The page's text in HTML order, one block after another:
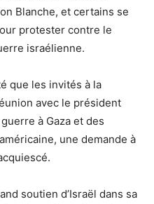
Blanche, et certains se
protester contre le
israélienne.
que les invités à la
avec le président
à Gaza et des
une demande à
soutien d’Israël dans sa